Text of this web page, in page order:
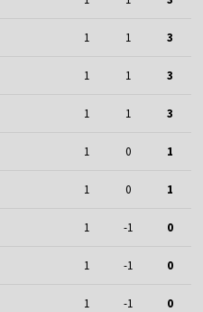
1 1 3
1 1 3
1 1 3
1 0 1
1 0 1
1 -1 0
1 -1 0
1 -1 0